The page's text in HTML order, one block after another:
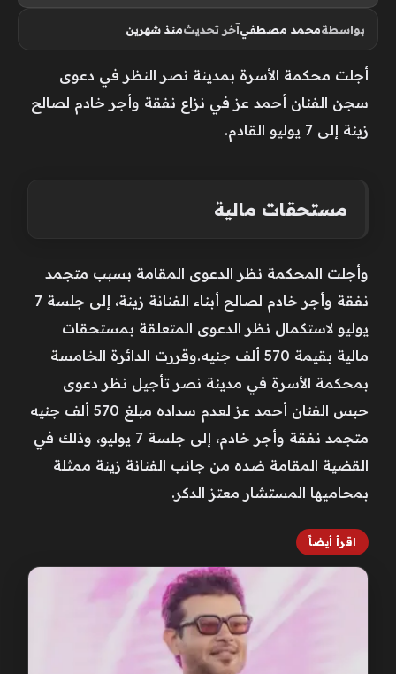
بواسطةمحمد مصطفيآخر تحديثمنذ شهرين
أجلت محكمة الأسرة بمدينة نصر النظر في دعوى
سجن الفنان أحمد عز في نزاع نفقة وأجر خادم لصالح
زينة إلى 7 يوليو القادم.
مستحقات مالية
وأجلت المحكمة نظر الدعوى المقامة بسبب متجمد
نفقة وأجر خادم لصالح أبناء الفنانة زينة، إلى جلسة 7
يوليو لاستكمال نظر الدعوى المتعلقة بمستحقات
مالية بقيمة 570 ألف جنيه.وقررت الدائرة الخامسة
بمحكمة الأسرة في مدينة نصر تأجيل نظر دعوى
حبس الفنان أحمد عز لعدم سداده مبلغ 570 ألف جنيه
متجمد نفقة وأجر خادم، إلى جلسة 7 يوليو، وذلك في
القضية المقامة ضده من جانب الفنانة زينة ممثلة
بمحاميها المستشار معتز الدكر.
اقرأ أيضاً